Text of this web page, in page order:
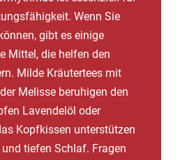
Wenn Sie
gibt es einige
Mittel, die helfen den
Milde Kräutertees mit
Melisse beruhigen den
Lavendelöl oder
Kopfkissen unterstützen
tiefen Schlaf. Fragen